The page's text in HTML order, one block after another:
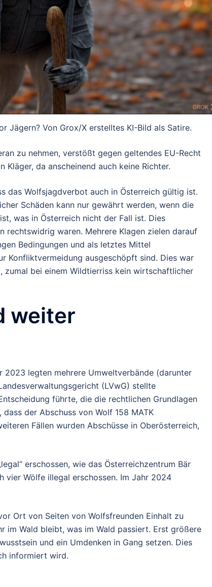
Jägern? Von Grox/X erstelltes KI-Bild als Satire.
zu nehmen, verstößt gegen geltendes EU-Recht
da anscheinend auch keine Richter.
das Wolfsjagdverbot auch in Österreich gültig ist.
Schäden kann nur gewährt werden, wenn die
was in Österreich nicht der Fall ist. Dies
rechtswidrig waren. Mehrere Klagen zielen darauf
Bedingungen und als letztes Mittel
Konfliktvermeidung ausgeschöpft sind. Dies war
zumal bei einem Wildtierriss kein wirtschaftlicher
weiter
2023 legten mehrere Umweltverbände (darunter
(LVwG) stellte
führte, die die rechtlichen Grundlagen
der Abschuss von Wolf 158 MATK
Fällen wurden Abschüsse in Oberösterreich,
erschossen, wie das Österreichzentrum Bär
vier Wölfe illegal erschossen. Im Jahr 2024
Ort von Seiten von Wolfsfreunden Einhalt zu
im Wald bleibt, was im Wald passiert. Erst größere
und ein Umdenken in Gang setzen. Dies
informiert wird.